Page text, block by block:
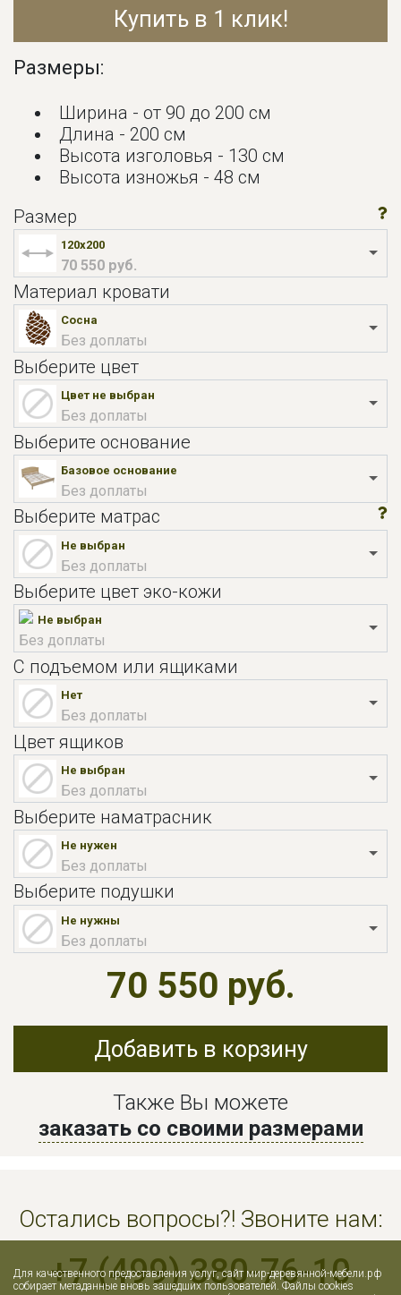
Купить в 1 клик!
Размеры:
Ширина - от 90 до 200 см
Длина - 200 см
Высота изголовья - 130 см
Высота изножья - 48 см
Размер
120x200
70 550 руб.
Материал кровати
Сосна
Без доплаты
Выберите цвет
Цвет не выбран
Без доплаты
Выберите основание
Базовое основание
Без доплаты
Выберите матрас
Не выбран
Без доплаты
Выберите цвет эко-кожи
Не выбран
Без доплаты
С подъемом или ящиками
Нет
Без доплаты
Цвет ящиков
Не выбран
Без доплаты
Выберите наматрасник
Не нужен
Без доплаты
Выберите подушки
Не нужны
Без доплаты
70 550 руб.
Добавить в корзину
Также Вы можете
заказать со своими размерами
Остались вопросы?! Звоните нам:
+7 (499) 380-76-10
Для качественного предоставления услуг, сайт мир-деревянной-мебели.рф
собирает метаданные вновь зашедших пользователей. Файлы cookies